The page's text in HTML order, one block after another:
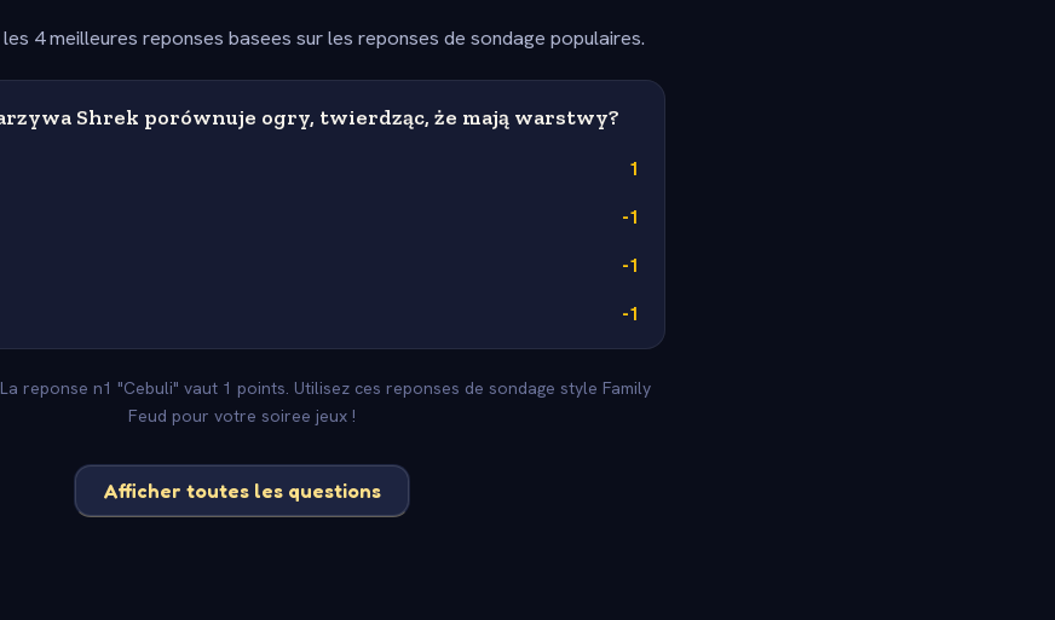
4 meilleures reponses basees sur les reponses de sondage populaires.
Shrek porównuje ogry, twierdząc, że mają warstwy?
1
-1
-1
-1
reponse n1 "Cebuli" vaut 1 points. Utilisez ces reponses de sondage style Family
Feud pour votre soiree jeux !
Afficher toutes les questions